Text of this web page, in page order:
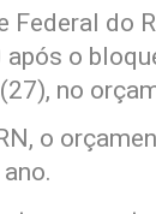
Federal do
o
no
o